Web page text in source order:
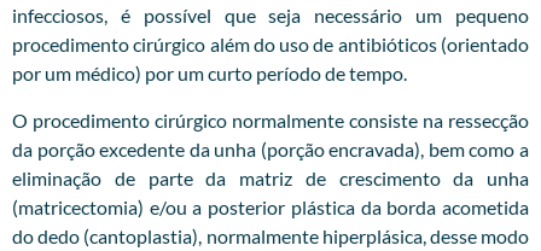
infecciosos, é possível que seja necessário um pequeno
procedimento cirúrgico além do uso de antibióticos (orientado
por um médico) por um curto período de tempo.
O procedimento cirúrgico normalmente consiste na ressecção
da porção excedente da unha (porção encravada), bem como a
eliminação de parte da matriz de crescimento da unha
(matricectomia) e/ou a posterior plástica da borda acometida
do dedo (cantoplastia), normalmente hiperplásica, desse modo